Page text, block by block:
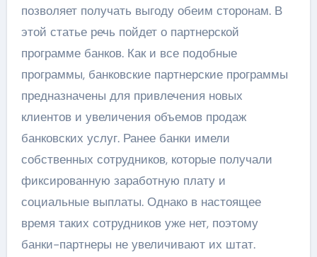
позволяет получать выгоду обеим сторонам. В
этой статье речь пойдет о партнерской
программе банков. Как и все подобные
программы, банковские партнерские программы
предназначены для привлечения новых
клиентов и увеличения объемов продаж
банковских услуг. Ранее банки имели
собственных сотрудников, которые получали
фиксированную заработную плату и
социальные выплаты. Однако в настоящее
время таких сотрудников уже нет, поэтому
банки-партнеры не увеличивают их штат.